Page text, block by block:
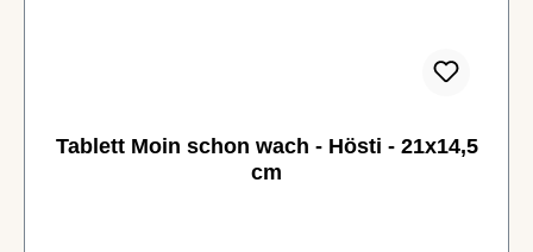
Tablett Moin schon wach - Hösti - 21x14,5
cm